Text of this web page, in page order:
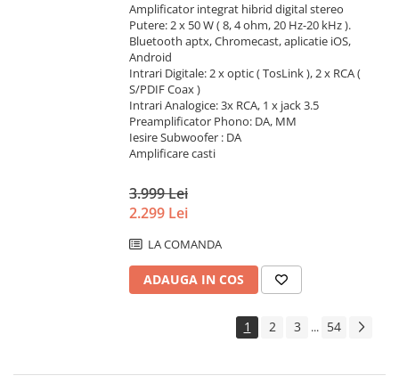
Amplificator integrat hibrid digital stereo
Putere: 2 x 50 W ( 8, 4 ohm, 20 Hz-20 kHz ).
Bluetooth aptx, Chromecast, aplicatie iOS,
Android
Intrari Digitale: 2 x optic ( TosLink ), 2 x RCA (
S/PDIF Coax )
Intrari Analogice: 3x RCA, 1 x jack 3.5
Preamplificator Phono: DA, MM
Iesire Subwoofer : DA
Amplificare casti
3.999 Lei
2.299 Lei
LA COMANDA
ADAUGA IN COS
1 2 3 ... 54